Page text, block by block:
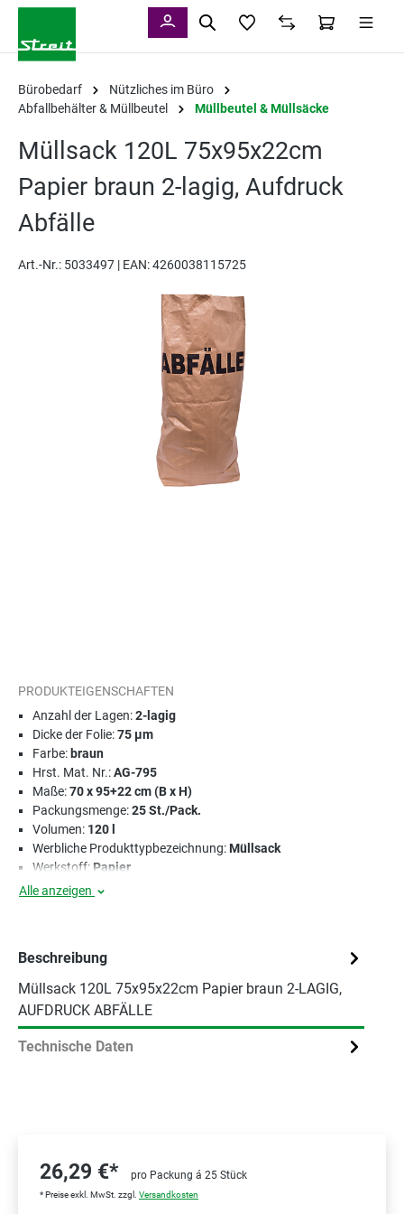
Bürobedarf
Nützliches im Büro
Abfallbehälter & Müllbeutel
Müllbeutel & Müllsäcke
Müllsack 120L 75x95x22cm
Papier braun 2-lagig, Aufdruck
Abfälle
Art.-Nr.: 5033497 | EAN: 4260038115725
Bildergalerie überspringen
PRODUKTEIGENSCHAFTEN
Anzahl der Lagen:2-lagig
Dicke der Folie:75 µm
Farbe: braun
Hrst. Mat. Nr.:AG-795
Maße:70 x 95+22 cm (B x H)
Packungsmenge:25 St./Pack.
Volumen: 120 l
Werbliche Produkttypbezeichnung:Müllsack
Werkstoff: Papier
Alle anzeigen
Beschreibung
Müllsack 120L 75x95x22cm Papier braun 2-LAGIG,
AUFDRUCK ABFÄLLE
Technische Daten
26,29 €* pro Packung á 25 Stück
* Preise exkl. MwSt. zzgl. Versandkosten